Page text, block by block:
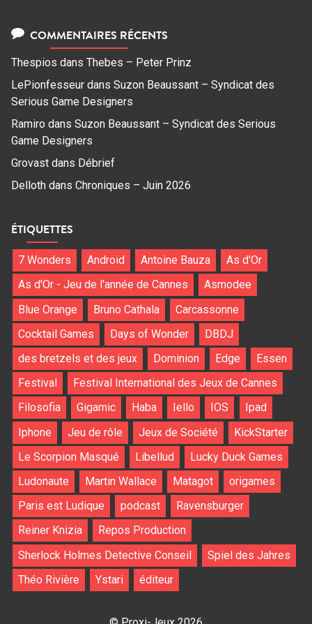
COMMENTAIRES RÉCENTS
Thespios dans Thebes – Peter Prinz
LePionfesseur dans Suzon Beaussant – Syndicat des
Serious Game Designers
Ramiro dans Suzon Beaussant – Syndicat des Serious
Game Designers
Grovast dans Débrief
Delloth dans Chroniques – Juin 2026
ÉTIQUETTES
7 Wonders Android Antoine Bauza
As d'Or
As d'Or - Jeu de l'année de Cannes
Asmodee
Blue Orange
Bruno Cathala
Carcassonne
Cocktail Games
Days of Wonder
DBDJ
des bretzels et des jeux
Dominion Edge
Essen
Festival
Festival International des Jeux de Cannes
Filosofia
Gigamic Haba Iello IOS
Ipad
Iphone
Jeu de rôle Jeux de Société
KickStarter
Le Scorpion Masqué
Libellud
Lucky Duck Games
Ludonaute
Martin Wallace Matagot
origames
Paris est Ludique
podcast
Ravensburger
Reiner Knizia
Repos Production
Sherlock Holmes Detective Conseil
Spiel des Jahres
Théo Rivière
Ystari éditeur